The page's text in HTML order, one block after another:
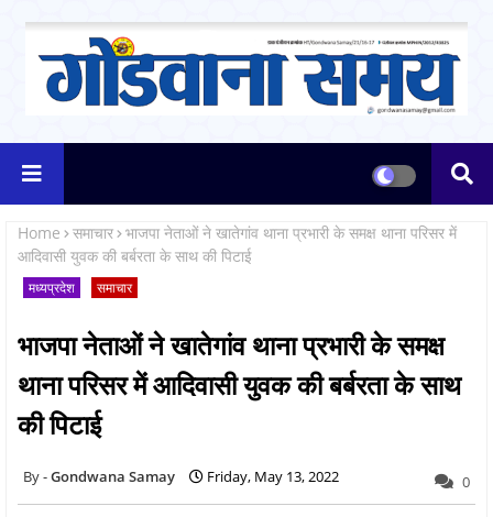
Home समाचार भाजपा नेताओं ने खातेगांव थाना प्रभारी के समक्ष थाना परिसर में
आदिवासी युवक की बर्बरता के साथ की पिटाई
मध्यप्रदेश समाचार
भाजपा नेताओं ने खातेगांव थाना प्रभारी के समक्ष
थाना परिसर में आदिवासी युवक की बर्बरता के साथ
की पिटाई
Gondwana Samay Friday, May 13, 2022 0